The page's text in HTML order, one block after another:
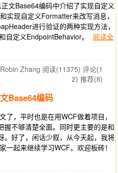
文Base64编码中介绍了实现自定义
实现自定义Formatter来改写消息，
进行验证的两种实现方法，
自定义EndpointBehavior。
阅读全
Zhang 阅读(11375) 评论(1
2) 推荐(8)
Base64编码
了，平时也是在用WCF做着项目，
握不够清楚全面。同时更主要的是和
。好了，闲话少叙，从今天起，我将
一起来继续学习WCF。欢迎板砖！